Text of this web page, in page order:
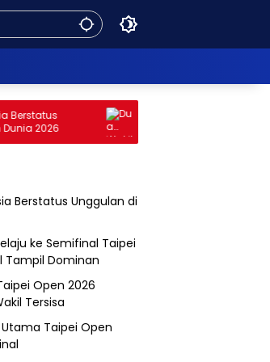
2026
Dua Wakil Indonesia Melaju
Dominan
Berstatus Unggulan di
ke Semifinal Taipei
Tampil Dominan
Open 2026
Tersisa
Taipei Open